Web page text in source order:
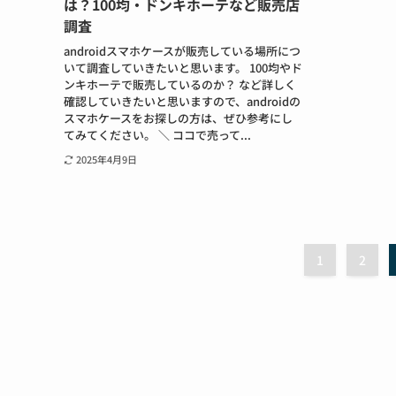
は？100均・ドンキホーテなど販売店
調査
androidスマホケースが販売している場所につ
いて調査していきたいと思います。 100均やド
ンキホーテで販売しているのか？ など詳しく
確認していきたいと思いますので、androidの
スマホケースをお探しの方は、ぜひ参考にし
てみてください。 ＼ ココで売って...
2025年4月9日
1 2